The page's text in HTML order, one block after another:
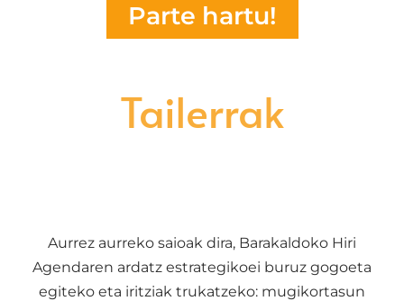
Parte hartu!
Tailerrak
Aurrez aurreko saioak dira, Barakaldoko Hiri
Agendaren ardatz estrategikoei buruz gogoeta
egiteko eta iritziak trukatzeko: mugikortasun